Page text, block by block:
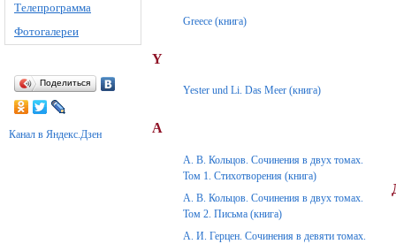
Телепрограмма
Фотогалереи
Поделиться
Канал в Яндекс.Дзен
Greece (книга)
Y
Yester und Li. Das Meer (книга)
А
А. В. Кольцов. Сочинения в двух томах.
Том 1. Стихотворения (книга)
А. В. Кольцов. Сочинения в двух томах.
Том 2. Письма (книга)
А. И. Герцен. Сочинения в девяти томах.